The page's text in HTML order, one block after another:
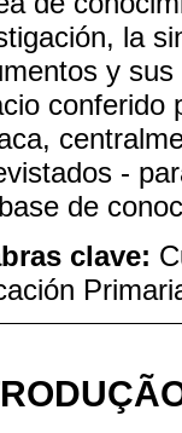
la
y
conferido
-
de
clave: